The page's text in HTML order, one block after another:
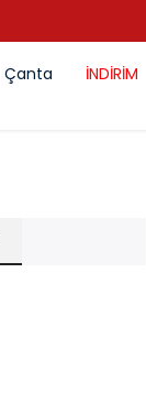
Çanta İNDİRİM